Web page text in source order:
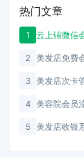
热门文章
1 云上铺微信
2 美发店免费
3 美发店次卡
4 美容院会员
5 美发店收银